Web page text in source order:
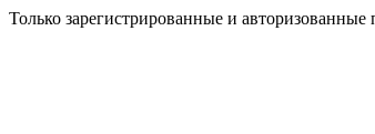
Только зарегистрированные и авторизованные